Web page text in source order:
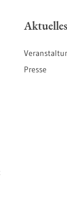
Aktuelles
Presse